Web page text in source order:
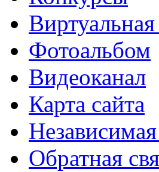
Виртуальная
Фотоальбом
Видеоканал
Карта сайта
Обратная